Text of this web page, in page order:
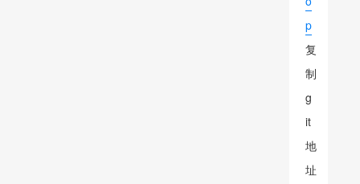
p
复
制
g
it
地
址